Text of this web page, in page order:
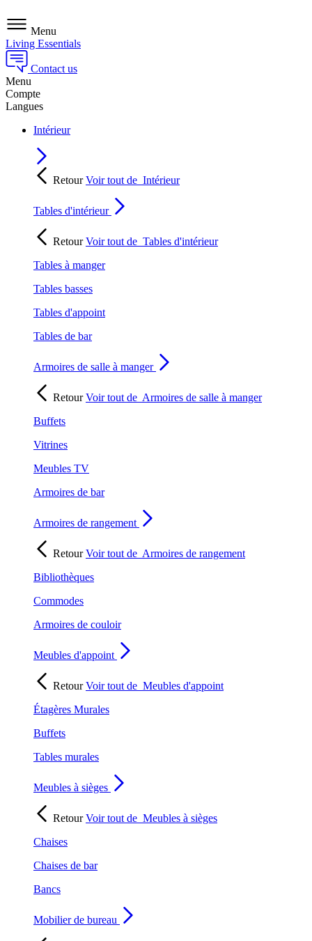
Menu
Living Essentials
Contact us
Menu
Compte
Langues
Intérieur
RetourVoir tout de Intérieur
Tables d'intérieur
RetourVoir tout de Tables d'intérieur
Tables à manger
Tables basses
Tables d'appoint
Tables de bar
Armoires de salle à manger
RetourVoir tout de Armoires de salle à manger
Buffets
Vitrines
Meubles TV
Armoires de bar
Armoires de rangement
RetourVoir tout de Armoires de rangement
Bibliothèques
Commodes
Armoires de couloir
Meubles d'appoint
RetourVoir tout de Meubles d'appoint
Étagères Murales
Buffets
Tables murales
Meubles à sièges
RetourVoir tout de Meubles à sièges
Chaises
Chaises de bar
Bancs
Mobilier de bureau